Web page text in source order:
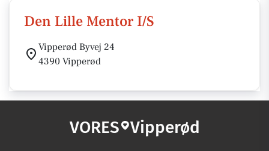
Den Lille Mentor I/S
Vipperød Byvej 24
4390 Vipperød
VORES Vipperød